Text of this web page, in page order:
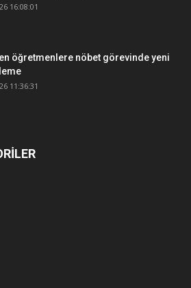
16:08:01
öğretmenlere nöbet görevinde yeni
11:36:31